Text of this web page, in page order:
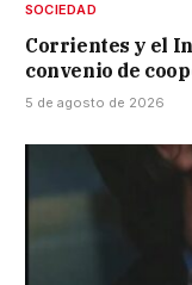
SOCIEDAD
Corrientes y el
convenio de
5 de agosto de 2026